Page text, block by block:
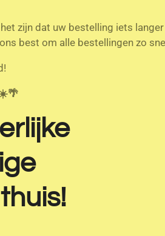
zijn dat uw bestelling iets
best om alle bestellingen zo